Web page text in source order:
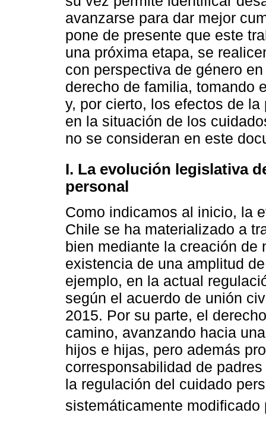
avanzarse para dar mejor
pone de presente que este
una próxima etapa, se
con perspectiva de género
derecho de familia, tomando
y, por cierto, los efectos de
en la situación de los
no se consideran en este
I. La evolución legislativa
personal
Como indicamos al inicio, la
Chile se ha materializado a
bien mediante la creación de
existencia de una amplitud
ejemplo, en la actual
según el acuerdo de unión
2015. Por su parte, el
camino, avanzando hacia
hijos e hijas, pero además
corresponsabilidad de
la regulación del cuidado
sistemáticamente